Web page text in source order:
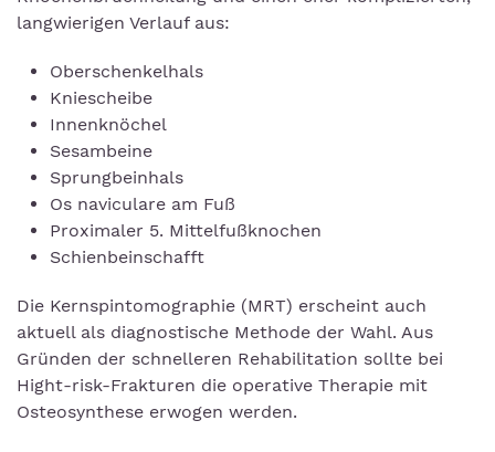
langwierigen Verlauf aus:
Oberschenkelhals
Kniescheibe
Innenknöchel
Sesambeine
Sprungbeinhals
Os naviculare am Fuß
Proximaler 5. Mittelfußknochen
Schienbeinschafft
Die Kernspintomographie (MRT) erscheint auch
aktuell als diagnostische Methode der Wahl. Aus
Gründen der schnelleren Rehabilitation sollte bei
Hight-risk-Frakturen die operative Therapie mit
Osteosynthese erwogen werden.